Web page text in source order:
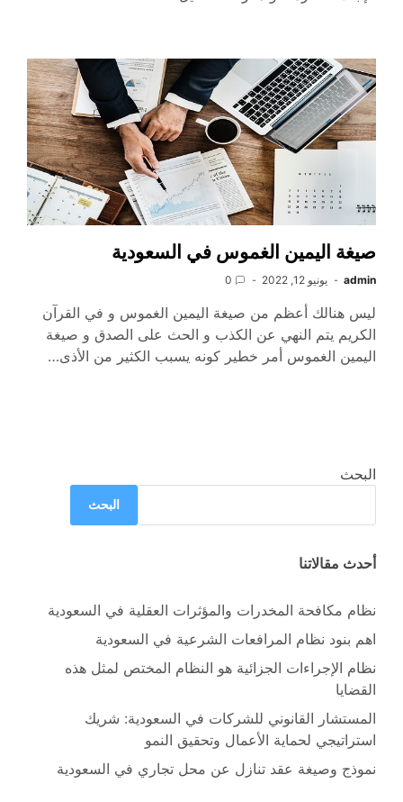
صيغة اليمين الغموس في السعودية
admin يونيو 12, 2022 0
ليس هنالك أعظم من صيغة اليمين الغموس و في القرآن
الكريم يتم النهي عن الكذب و الحث على الصدق و صيغة
اليمين الغموس أمر خطير كونه يسبب الكثير من الأذى…
البحث
البحث
أحدث مقالاتنا
نظام مكافحة المخدرات والمؤثرات العقلية في السعودية
اهم بنود نظام المرافعات الشرعية في السعودية
نظام الإجراءات الجزائية هو النظام المختص لمثل هذه
القضايا
المستشار القانوني للشركات في السعودية: شريك
استراتيجي لحماية الأعمال وتحقيق النمو
نموذج وصيغة عقد تنازل عن محل تجاري في السعودية